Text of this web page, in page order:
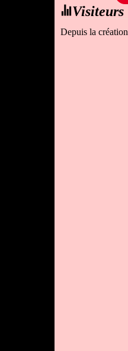
Visiteurs
Depuis la création